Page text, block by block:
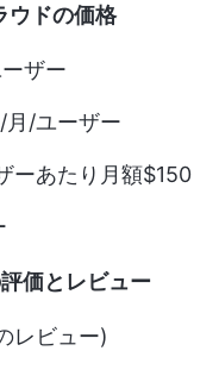
ウドの価格
ザー
月/ユーザー
ーあたり月額$150
価とレビュー
レビュー)